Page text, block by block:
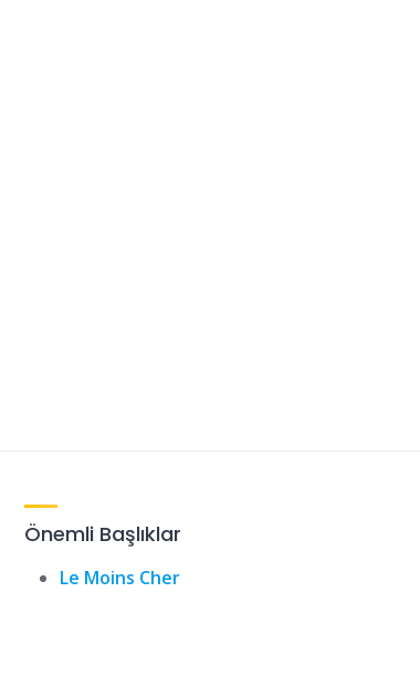
Önemli Başlıklar
Le Moins Cher